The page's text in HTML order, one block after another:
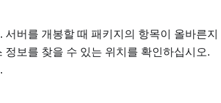
버를 개봉할 때 패키지의 항목이 올바른지
보를 찾을 수 있는 위치를 확인하십시오.